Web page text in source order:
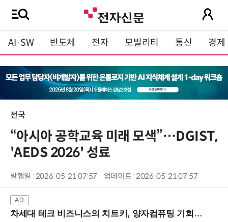
AI·SW 반도체 전자 모빌리티 통신 경제
전국
“아시아 공학교육 미래 모색”…DGIST,
'AEDS 2026' 성료
발행일 : 2026-05-21 07:57 업데이트 : 2026-05-21 07:57
차세대 테크 비즈니스의 치트키, 양자컴퓨팅 기회를 선점하라! (8/28 강남역)